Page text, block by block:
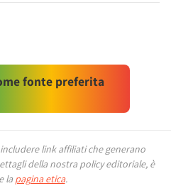
fonte preferita
link affiliati che generano
della nostra policy editoriale, è
la pagina etica.